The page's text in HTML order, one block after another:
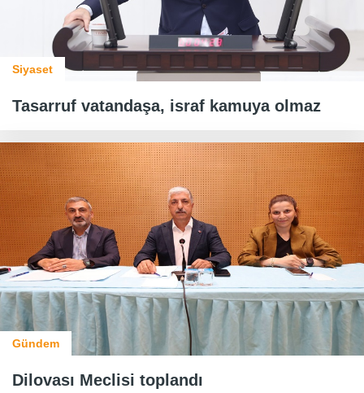
Siyaset
Tasarruf vatandaşa, israf kamuya olmaz
Gündem
Dilovası Meclisi toplandı